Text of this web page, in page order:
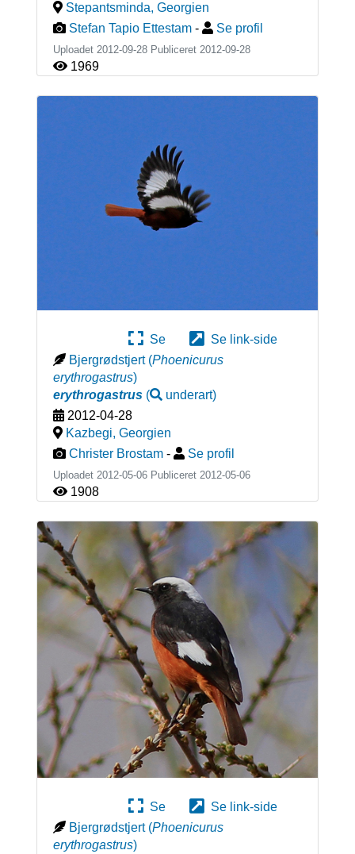
Stepantsminda, Georgien
Stefan Tapio Ettestam - Se profil
Uploadet 2012-09-28 Publiceret 2012-09-28
1969
Se
Se link-side
Bjergrødstjert (Phoenicurus
erythrogastrus)
erythrogastrus( underart)
2012-04-28
Kazbegi, Georgien
Christer Brostam - Se profil
Uploadet 2012-05-06 Publiceret 2012-05-06
1908
Se
Se link-side
Bjergrødstjert (Phoenicurus
erythrogastrus)